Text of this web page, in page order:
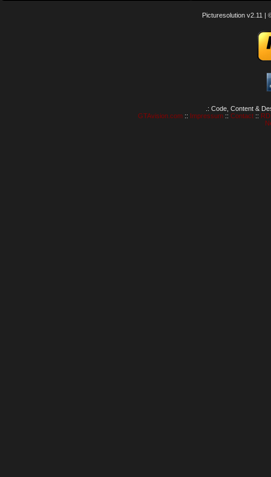
Picturesolution v2.11 |
.: Code, Content &
GTAvision.com:: Impressum:: Contact::